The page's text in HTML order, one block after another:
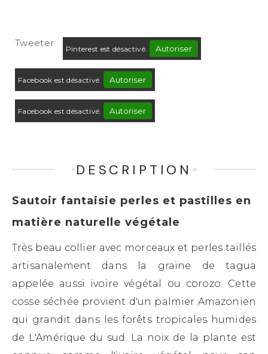
Tweeter
Pinterest est désactivé. Autoriser
Facebook est désactivé. Autoriser
Facebook est désactivé. Autoriser
DESCRIPTION
Sautoir fantaisie perles et pastilles en
matière naturelle végétale
Très beau collier avec morceaux et perles taillés
artisanalement dans la graine de tagua
appelée aussi ivoire végétal ou corozo. Cette
cosse séchée provient d'un palmier Amazonien
qui grandit dans les forêts tropicales humides
de L'Amérique du sud. La noix de la plante est